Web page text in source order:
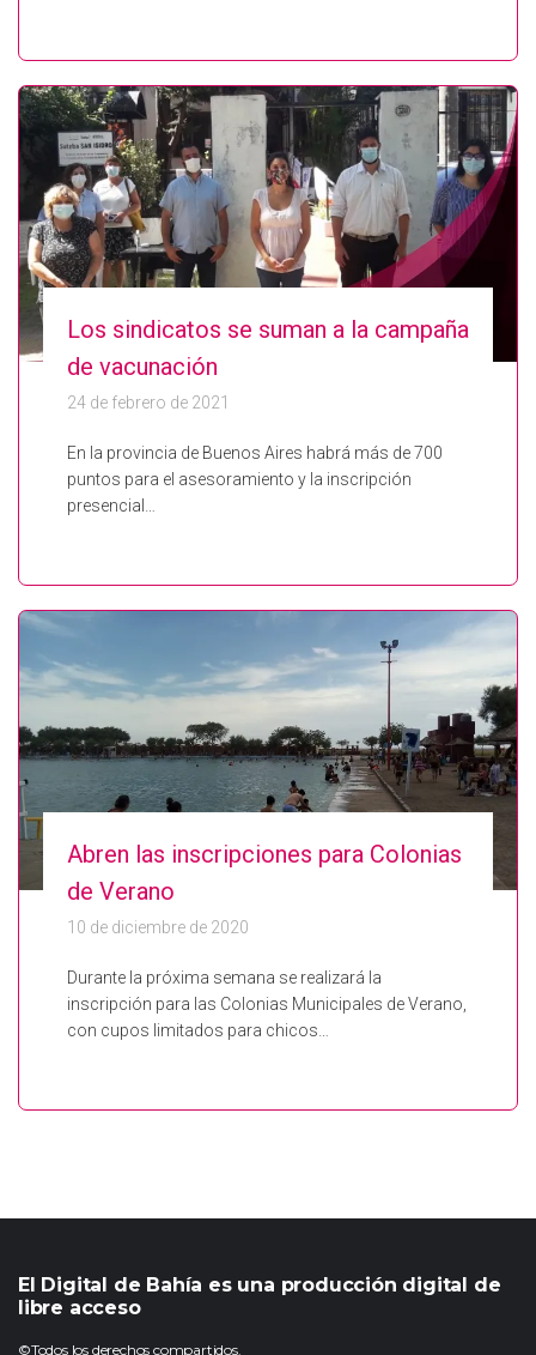
Los sindicatos se suman a la campaña
de vacunación
24 de febrero de 2021
En la provincia de Buenos Aires habrá más de 700
puntos para el asesoramiento y la inscripción
presencial…
Abren las inscripciones para Colonias
de Verano
10 de diciembre de 2020
Durante la próxima semana se realizará la
inscripción para las Colonias Municipales de Verano,
con cupos limitados para chicos…
El Digital de Bahía es una producción digital de
libre acceso
©Todos los derechos compartidos.